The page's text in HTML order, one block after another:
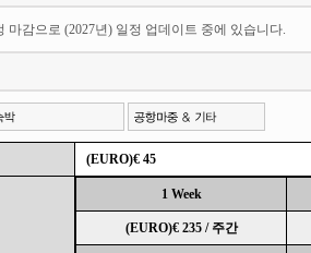
마감으로 (2027년) 일정 업데이트 중에 있습니다.
(EURO)€ 45
1 Week
(EURO)€ 235 / 주간